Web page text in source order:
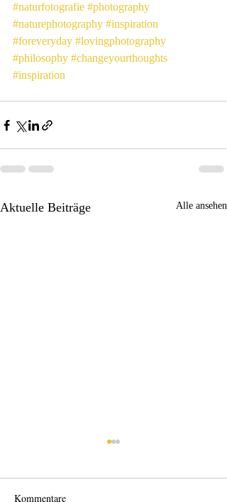
#naturfotografie #photography
#naturephotography #inspiration
#foreveryday #lovingphotography
#philosophy #changeyourthoughts
#inspiration
Aktuelle Beiträge Alle ansehen
Kommentare